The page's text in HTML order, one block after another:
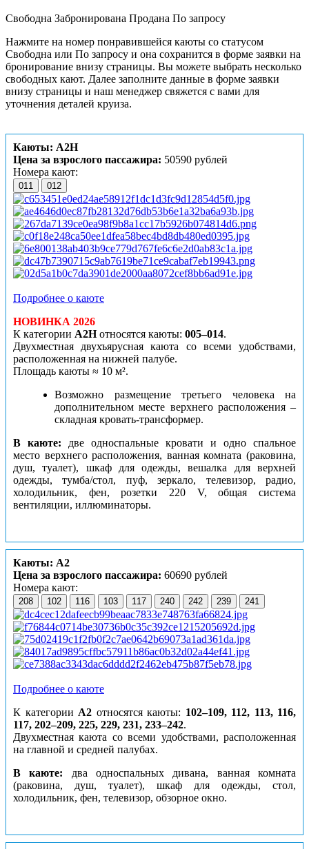
Свободна Забронирована Продана По запросу
Нажмите на номер понравившейся каюты со статусом
Свободна или По запросу и она сохранится в форме заявки на
бронирование внизу страницы. Вы можете выбрать несколько
свободных кают. Далее заполните данные в форме заявки
внизу страницы и наш менеджер свяжется с вами для
уточнения деталей круиза.
Каюты: А2Н
Цена за взрослого пассажира: 50590 рублей
Номера кают:
011 012
Подробнее о каюте
НОВИНКА 2026
К категории А2Нотносятся каюты: 005–014.
Двухместная двухъярусная каюта со всеми удобствами,
расположенная на нижней палубе.
Площадь каюты ≈ 10 м².
Возможно размещение третьего человека на
дополнительном месте верхнего расположения –
складная кровать-трансформер.
В каюте: две односпальные кровати и одно спальное
место верхнего расположения, ванная комната (раковина,
душ, туалет), шкаф для одежды, вешалка для верхней
одежды, тумба/стол, пуф, зеркало, телевизор, радио,
холодильник, фен, розетки 220 V, общая система
вентиляции, иллюминаторы.
Каюты: А2
Цена за взрослого пассажира: 60690 рублей
Номера кают:
208 102 116 103 117 240 242 239 241
Подробнее о каюте
К категории А2 относятся каюты: 102–109, 112, 113, 116,
117, 202–209, 225, 229, 231, 233–242.
Двухместная каюта со всеми удобствами, расположенная
на главной и средней палубах.
В каюте: два односпальных дивана, ванная комната
(раковина, душ, туалет), шкаф для одежды, стол,
холодильник, фен, телевизор, обзорное окно.